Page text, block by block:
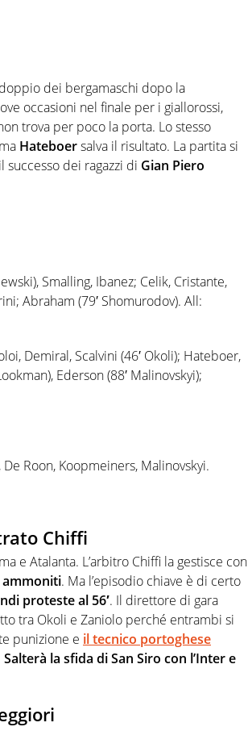
dei bergamaschi dopo la
occasioni nel finale per i giallorossi,
trova per poco la porta. Lo stesso
Hateboersalva il risultato. La partita si
dei ragazzi di Gian Piero
Smalling, Ibanez; Celik, Cristante,
Abraham (79′ Shomurodov). All:
Demiral, Scalvini (46′ Okoli); Hateboer,
Ederson (88′ Malinovskyi);
Roon, Koopmeiners, Malinovskyi.
Chiffi
e Atalanta. L’arbitro Chiffi la gestisce con
. Ma l’episodio chiave è di certo
proteste al 56′. Il direttore di gara
tra Okoli e Zaniolo perché entrambi si
punizione e il tecnico portoghese
Salterà la sfida di San Siro con l’Inter e